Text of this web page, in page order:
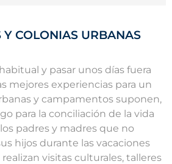
COLONIAS URBANAS
y pasar unos días fuera
mejores experiencias para un
y campamentos suponen,
para la conciliación de la vida
padres y madres que no
hijos durante las vacaciones
visitas culturales, talleres